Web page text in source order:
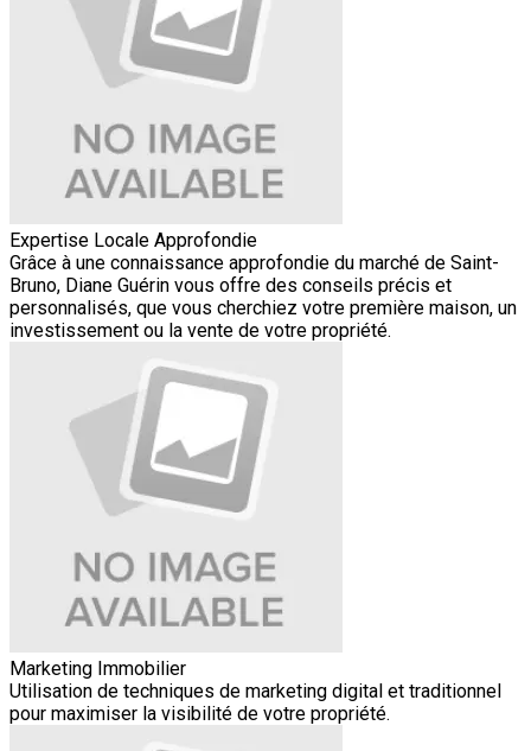
Expertise Locale Approfondie
Grâce à une connaissance approfondie du marché de Saint-
Bruno, Diane Guérin vous offre des conseils précis et
personnalisés, que vous cherchiez votre première maison, un
investissement ou la vente de votre propriété.
Marketing Immobilier
Utilisation de techniques de marketing digital et traditionnel
pour maximiser la visibilité de votre propriété.